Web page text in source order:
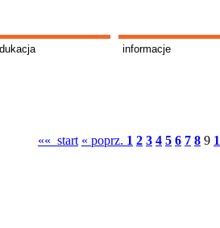
informacje
«« start « poprz. 1 2 3 4 5 6 7 8 9